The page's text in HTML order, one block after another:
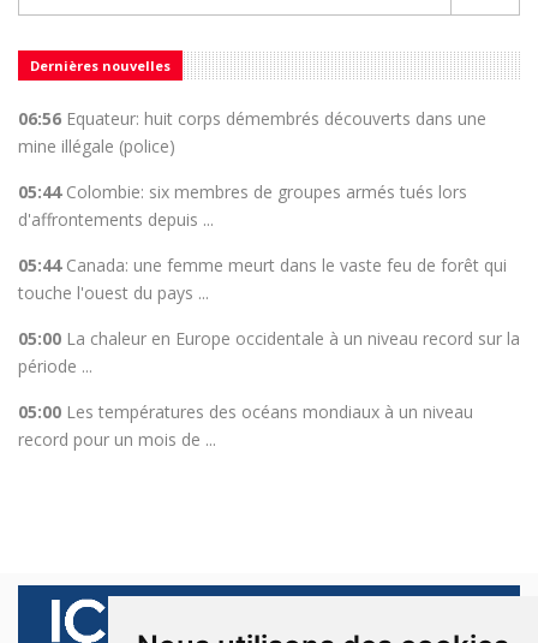
Dernières nouvelles
06:56 Equateur: huit corps démembrés découverts dans une
mine illégale (police)
05:44 Colombie: six membres de groupes armés tués lors
d'affrontements depuis ...
05:44 Canada: une femme meurt dans le vaste feu de forêt qui
touche l'ouest du pays ...
05:00 La chaleur en Europe occidentale à un niveau record sur la
période ...
05:00 Les températures des océans mondiaux à un niveau
record pour un mois de ...